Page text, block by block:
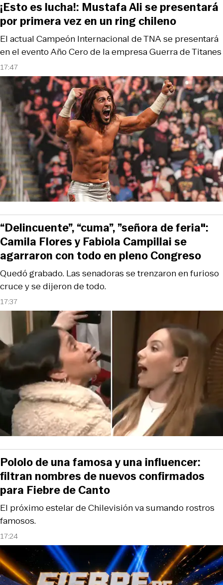
17:47
El actual Campeón Internacional de TNA se presentará
en el evento Año Cero de la empresa Guerra de Titanes
¡Esto es lucha!: Mustafa Ali se presentará
por primera vez en un ring chileno
17:37
Quedó grabado. Las senadoras se trenzaron en furioso
cruce y se dijeron de todo.
“Delincuente”, “cuma”, ”señora de feria":
Camila Flores y Fabiola Campillai se
agarraron con todo en pleno Congreso
17:24
El próximo estelar de Chilevisión va sumando rostros
famosos.
Pololo de una famosa y una influencer:
filtran nombres de nuevos confirmados
para Fiebre de Canto